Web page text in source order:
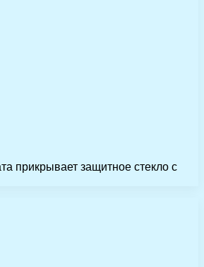
прикрывает защитное стекло с